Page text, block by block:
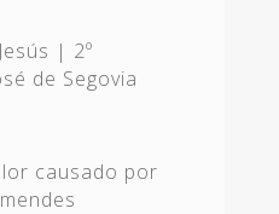
| 2º
de Segovia
causado por